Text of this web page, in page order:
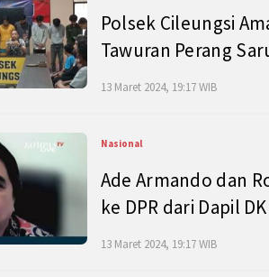
Polsek Cileungsi
Tawuran Perang
13 Maret 2024, 19:17 WIB
Nasional
Ade Armando dan
ke DPR dari Dapil
13 Maret 2024, 19:17 WIB